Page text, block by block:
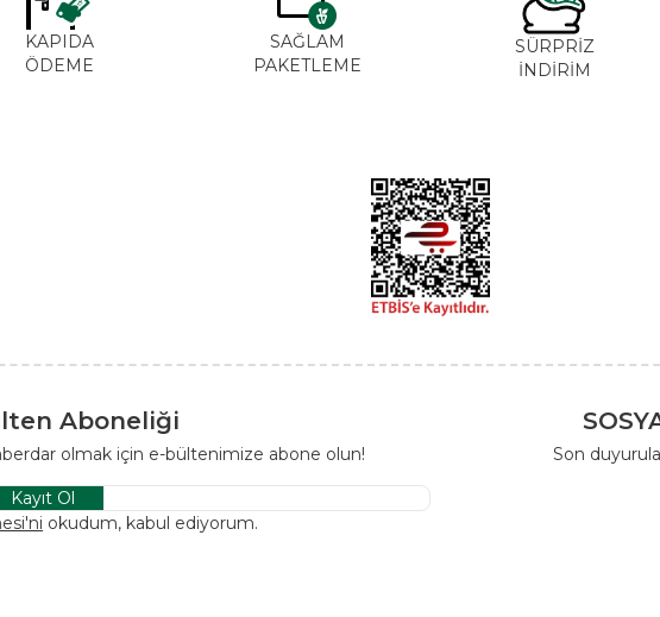
KAPIDA
ÖDEME
SAĞLAM
PAKETLEME
SÜRPRİZ
İNDİRİM
Aboneliği
olmak için e-bültenimize abone olun!
Kayıt Ol
okudum, kabul ediyorum.
Son